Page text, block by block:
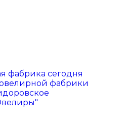
фабрика сегодня
фабрики